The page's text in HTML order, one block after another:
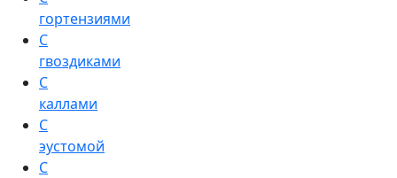
гортензиями
С
гвоздиками
С
каллами
С
эустомой
С